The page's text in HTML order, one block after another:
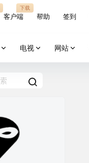
客户端
下载
帮助 签到
电视 网站